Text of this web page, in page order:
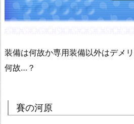
装備は何故か専用装備以外はデメ
何故…？
賽の河原